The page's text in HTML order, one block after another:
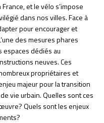
et le vélo s’impose
dans nos villes. Face à
pour encourager et
des mesures phares
espaces dédiés au
neuves. Ces
propriétaires et
majeur pour la transition
vie urbain. Quelles sont ces
Quels sont les enjeux